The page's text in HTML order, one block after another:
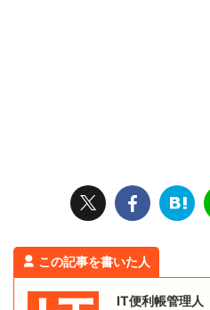
この記事を書いた人
IT便利帳管理人